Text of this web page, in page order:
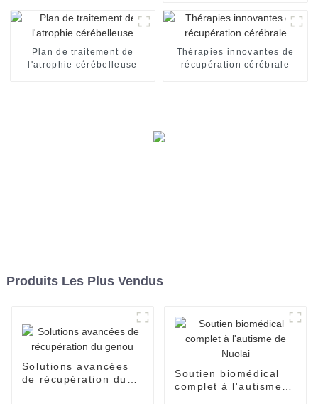
Plan de traitement de
l'atrophie cérébelleuse
Thérapies innovantes de
récupération cérébrale
Produits Les Plus Vendus
Solutions avancées
de récupération du
Soutien biomédical
complet à l'autisme